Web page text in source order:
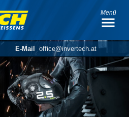
E-Mail office@invertech.at
Menü